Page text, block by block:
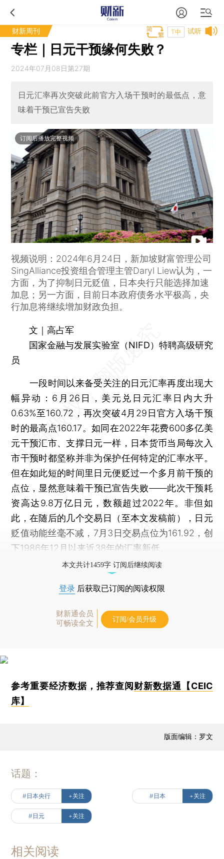
财新周刊 试听
T中
专栏｜日元干预缘何失败？
2024年07月08日第27期
日元汇率再次突破此前官方入场干预时的最低点，意
味着干预已宣告失败
订阅后播放完整视频
视频说明：2024年6月24日，新加坡财富管理公司
SingAlliance投资组合管理主管Daryl Liew认为，一
方面，为了抑制日元贬值，日本央行只能选择加速
加息；另一方面，目前日本政府债务水平极高，央
行加息将继续增加财政负担。
文｜高占军
国家金融与发展实验室（NIFD）特聘高级研究
员
一段时间以来备受关注的日元汇率再度出现大
幅异动：6月26日，美元兑日元汇率日内大升
0.63%至160.72，再次突破4月29日官方入场干预
时的最高点160.17。如同在2022年花费600多亿美
元干预汇市、支撑日元一样，日本货币当局每次入
市干预时都坚称并非为保护任何特定的汇率水平。
但在如此短的时间里日元便贬过一个多月前干预的
点位，显然意味着干预已宣告失败——此次干预耗
资高达9.8万亿日元，数额超过2022年。非但如
此，在随后的几个交易日（至本文发稿前），日元
贬值动能丝毫不减，7月3日交易点位为161.92，创
下1986年12月以来近38年的汇率新低。
本文共计1459字 订阅后继续阅读
登录 后获取已订阅的阅读权限
财新通会员
可畅读全文
订阅/会员升级
参考重要经济数据，推荐查阅 财新数据通【CEIC
库】
版面编辑：罗文
话题：
#日本央行 +关注 #日本 +关注
#日元 +关注
相关阅读